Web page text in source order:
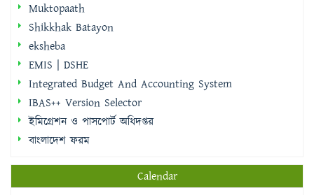
Muktopaath
Shikkhak Batayon
eksheba
EMIS | DSHE
Integrated Budget And Accounting System
IBAS++ Version Selector
ইমিগ্রেশন ও পাসপোর্ট অধিদপ্তর
বাংলাদেশ ফরম
Calendar